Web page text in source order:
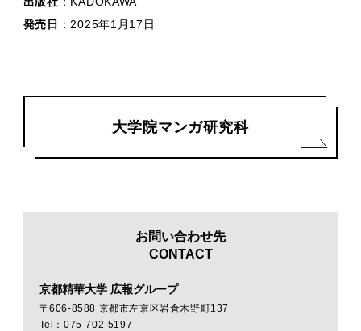
発売日
：2025年1月17日
大学院マンガ研究科
お問い合わせ先
CONTACT
京都精華大学 広報グループ
〒606-8588 京都市左京区岩倉木野町137
Tel：075-702-5197